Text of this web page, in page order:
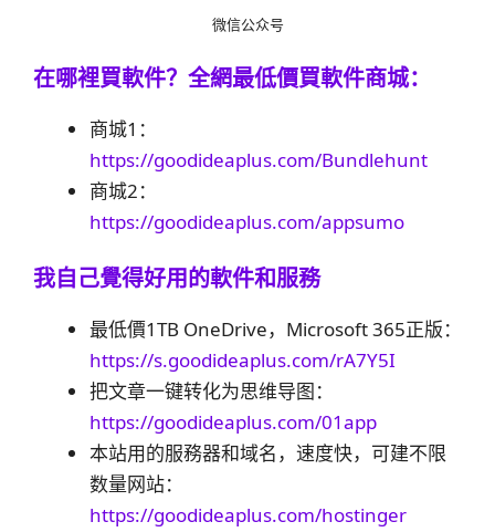
微信公众号
在哪裡買軟件？ 全網最低價買軟件商城：
商城1：
https://goodideaplus.com/Bundlehunt
商城2：
https://goodideaplus.com/appsumo
我自己覺得好用的軟件和服務
最低價1TB OneDrive，Microsoft 365正版：
https://s.goodideaplus.com/rA7Y5I
把文章一键转化为思维导图：
https://goodideaplus.com/01app
本站用的服務器和域名，速度快，可建不限
数量网站：
https://goodideaplus.com/hostinger